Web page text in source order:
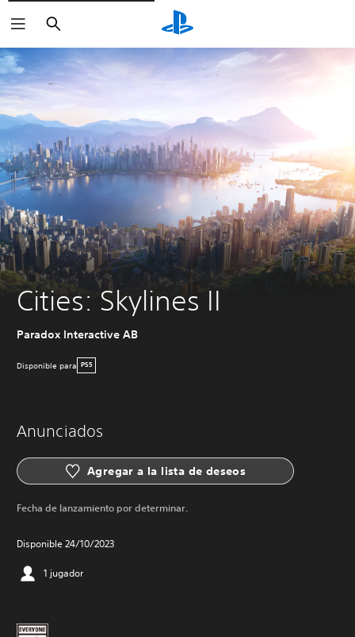
Buscar
Cities: Skylines II
Paradox Interactive AB
Disponible para PS5
Anunciados
Agregar a la lista de deseos
Fecha de lanzamiento por determinar.
Disponible 24/10/2023
1 jugador